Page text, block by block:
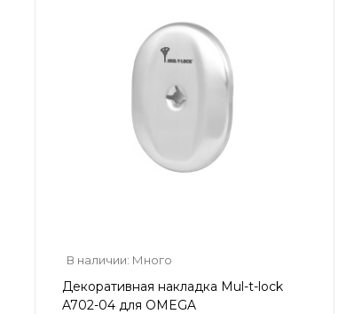
В наличии: Много
Декоративная накладка Mul-t-lock
A702-04 для OMEGA